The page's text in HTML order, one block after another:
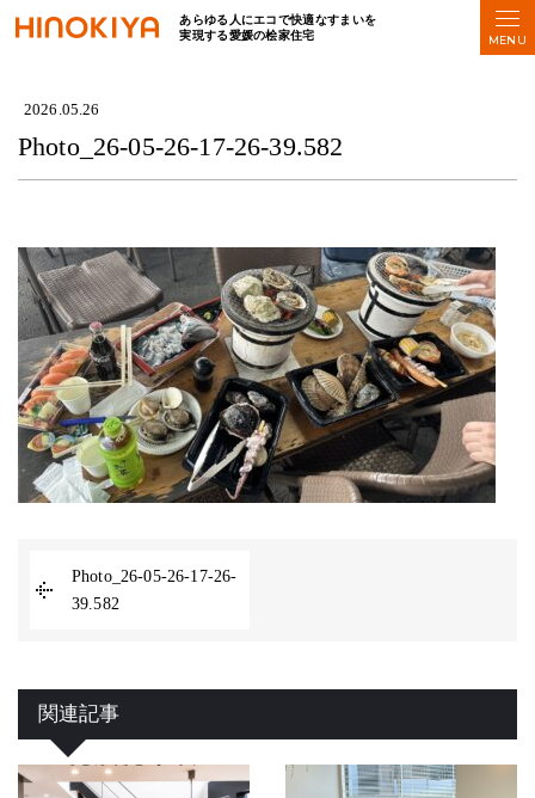
あらゆる人にエコで快適なすまいを
実現する愛媛の桧家住宅
Photo_26-05-26-17-26-39.582
2026.05.26
Photo_26-05-26-17-26-39.582
Photo_26-05-26-17-26-
39.582
関連記事